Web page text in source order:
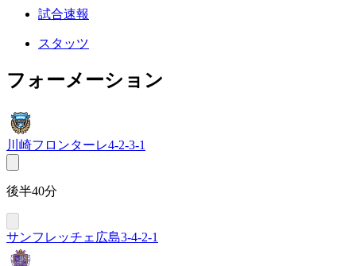
試合速報
スタッツ
フォーメーション
川崎フロンターレ4-2-3-1
後半40分
サンフレッチェ広島3-4-2-1